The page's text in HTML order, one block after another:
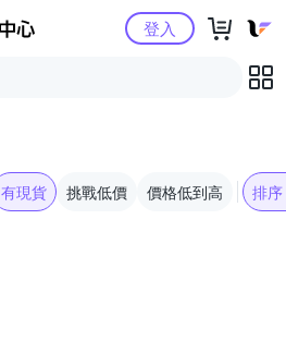
Yahoo購物中心登入
有現貨 挑戰低價 價格低到高 排序